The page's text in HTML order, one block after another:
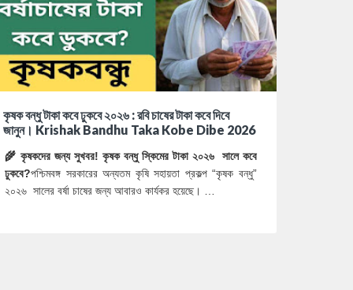
কৃষক বন্ধু টাকা কবে ঢুকবে ২০২৬ : রবি চাষের টাকা কবে দিবে
জানুন। Krishak Bandhu Taka Kobe Dibe 2026
🌾 কৃষকদের জন্য সুখবর! কৃষক বন্ধু স্কিমের টাকা ২০২৬ সালে কবে
ঢুকবে?পশ্চিমবঙ্গ সরকারের অন্যতম কৃষি সহায়তা প্রকল্প “কৃষক বন্ধু”
২০২৬ সালের বর্ষা চাষের জন্য আবারও কার্যকর হয়েছে। …